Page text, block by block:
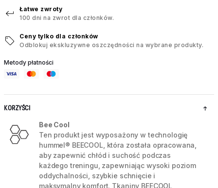
Łatwe zwroty
100 dni na zwrot dla członków.
Ceny tylko dla członków
Odblokuj ekskluzywne oszczędności na wybrane produkty.
Metody płatności
KORZYŚCI
Bee Cool
Ten produkt jest wyposażony w technologię
hummel® BEECOOL, która została opracowana,
aby zapewnić chłód i suchość podczas
każdego treningu, zapewniając wysoki poziom
oddychalności, szybkie schnięcie i
maksymalny komfort. Tkaniny BEECOOL